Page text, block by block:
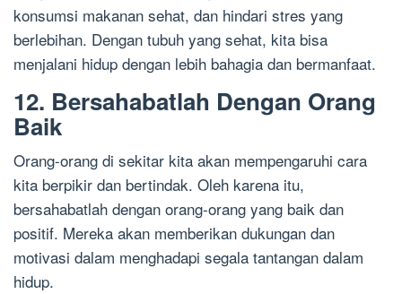
konsumsi makanan sehat, dan hindari stres yang
berlebihan. Dengan tubuh yang sehat, kita bisa
menjalani hidup dengan lebih bahagia dan bermanfaat.
12. Bersahabatlah Dengan Orang
Baik
Orang-orang di sekitar kita akan mempengaruhi cara
kita berpikir dan bertindak. Oleh karena itu,
bersahabatlah dengan orang-orang yang baik dan
positif. Mereka akan memberikan dukungan dan
motivasi dalam menghadapi segala tantangan dalam
hidup.